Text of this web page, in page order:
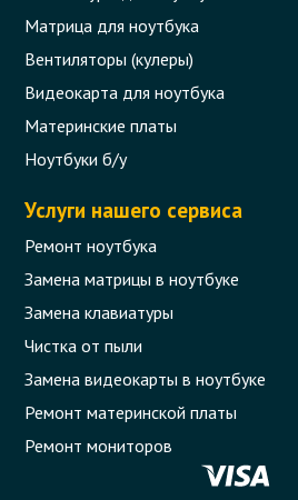
Матрица для ноутбука
Вентиляторы (кулеры)
Видеокарта для ноутбука
Материнские платы
Ноутбуки б/у
Услуги нашего сервиса
Ремонт ноутбука
Замена матрицы в ноутбуке
Замена клавиатуры
Чистка от пыли
Замена видеокарты в ноутбуке
Ремонт материнской платы
Ремонт мониторов